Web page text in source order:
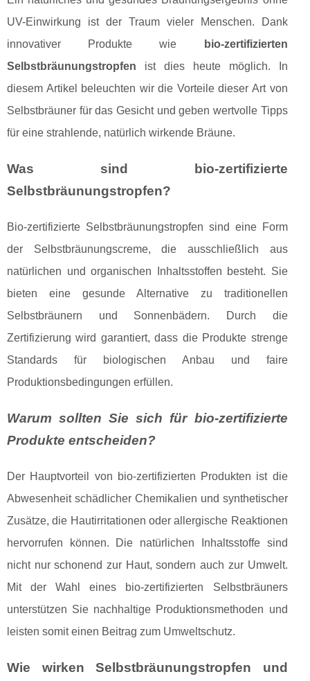
UV-Einwirkung ist der Traum vieler Menschen. Dank
innovativer Produkte wie
bio-zertifizierten
Selbstbräunungstropfen ist dies heute möglich. In
diesem Artikel beleuchten wir die Vorteile dieser Art von
Selbstbräuner für das Gesicht und geben wertvolle Tipps
für eine strahlende, natürlich wirkende Bräune.
Was sind bio-zertifizierte
Selbstbräunungstropfen?
Bio-zertifizierte Selbstbräunungstropfen sind eine Form
der Selbstbräunungscreme, die ausschließlich aus
natürlichen und organischen Inhaltsstoffen besteht. Sie
bieten eine gesunde Alternative zu traditionellen
Selbstbräunern und Sonnenbädern. Durch die
Zertifizierung wird garantiert, dass die Produkte strenge
Standards für biologischen Anbau und faire
Produktionsbedingungen erfüllen.
Warum sollten Sie sich für bio-zertifizierte
Produkte entscheiden?
Der Hauptvorteil von bio-zertifizierten Produkten ist die
Abwesenheit schädlicher Chemikalien und synthetischer
Zusätze, die Hautirritationen oder allergische Reaktionen
hervorrufen können. Die natürlichen Inhaltsstoffe sind
nicht nur schonend zur Haut, sondern auch zur Umwelt.
Mit der Wahl eines bio-zertifizierten Selbstbräuners
unterstützen Sie nachhaltige Produktionsmethoden und
leisten somit einen Beitrag zum Umweltschutz.
Wie wirken Selbstbräunungstropfen und